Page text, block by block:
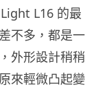
L16 的最
不多，都是一
外形設計稍稍
來輕微凸起變